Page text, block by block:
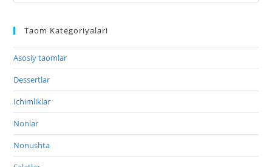
Taom Kategoriyalari
Asosiy taomlar
Dessertlar
Ichimliklar
Nonlar
Nonushta